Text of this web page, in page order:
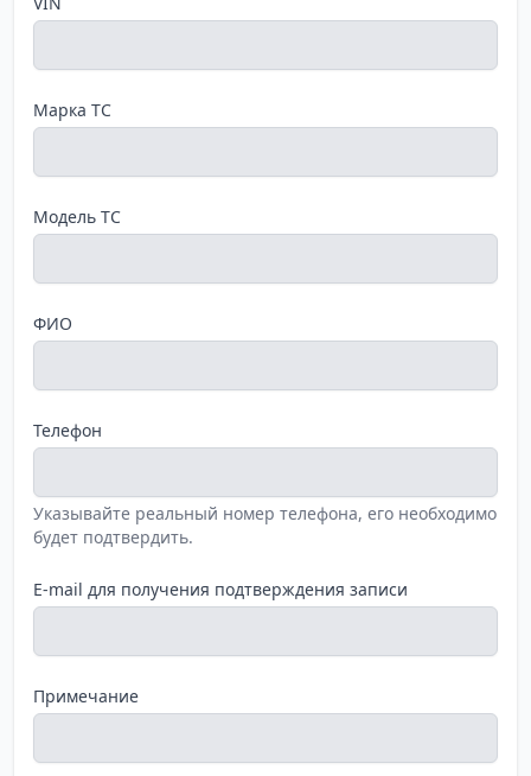
Марка ТС
Модель ТС
ФИО
Телефон
Указывайте реальный номер телефона, его необходимо
будет подтвердить.
E-mail для получения подтверждения записи
Примечание